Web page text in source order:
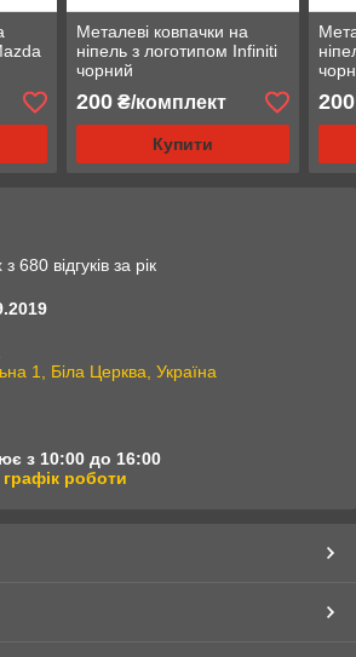
Металеві ковпачки на
ніпель з логотипом Infiniti
чорний
200₴/комплект
Купити
200
680 відгуків за рік
1, Біла Церква, Україна
з 10:00 до 16:00
роботи